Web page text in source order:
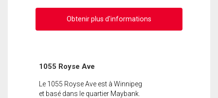
Obtenir plus d'informations
1055 Royse Ave
Le 1055 Royse Ave est à Winnipeg
et basé dans le quartier Maybank.